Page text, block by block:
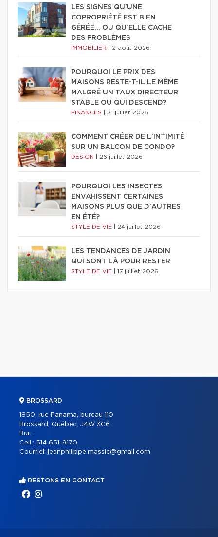
LES SIGNES QU'UNE
COPROPRIÉTÉ EST BIEN
GÉRÉE… OU QU'ELLE CACHE
DES PROBLÈMES
IMMOBILIER 2 août 2026
POURQUOI LE PRIX DES
MAISONS RESTE-T-IL LE MÊME
MALGRÉ UN TAUX DIRECTEUR
STABLE OU QUI DESCEND?
FINANCES 31 juillet 2026
COMMENT CRÉER DE L'INTIMITÉ
SUR UN BALCON DE CONDO?
DESIGN 26 juillet 2026
POURQUOI LES INSECTES
ENVAHISSENT CERTAINES
MAISONS PLUS QUE D'AUTRES
EN ÉTÉ?
STYLE DE VIE 24 juillet 2026
LES TENDANCES DE JARDIN
QUI SONT LÀ POUR RESTER
STYLE DE VIE 17 juillet 2026
BROSSARD
1850, rue Panama, bureau 110
Brossard, Québec, J4W 3C6
Bur.:
Cell.: 514 651-9170
Courriel: jeanphilippe.massie@gmail.com
RESTONS EN CONTACT